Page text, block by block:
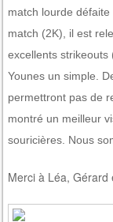
match lourde défaite
match (2K), il est
excellents strikeouts
Younes un simple.
permettront pas de
montré un meilleur
souricières. Nous
Merci à Léa, Gérard